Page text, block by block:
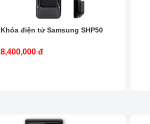
Khóa điện tử Samsung SHP50
8,400,000 đ